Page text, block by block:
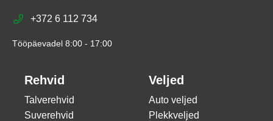
+372 6 112 734
Tööpäevadel 8:00 - 17:00
Rehvid
Talverehvid
Suverehvid
Veljed
Auto veljed
Plekkveljed